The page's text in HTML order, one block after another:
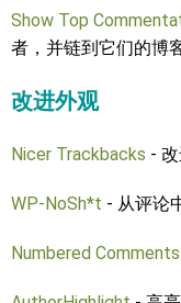
Show Top
者，并链到它们的博客
改进外观
Nicer Trackbacks -
WP-NoSh*t - 从评论
Numbered Comments